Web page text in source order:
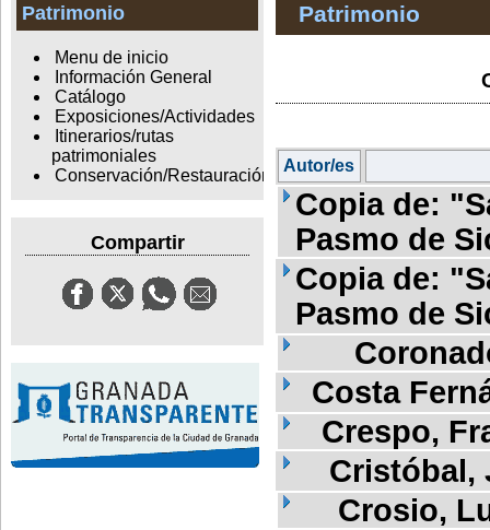
Patrimonio
Menu de inicio
Información General
Catálogo
Exposiciones/Actividades
Itinerarios/rutas
patrimoniales
Conservación/Restauración
Compartir
Patrimonio
Autor/es
Copia de:
Pasmo de
Copia de:
Pasmo de
Costa
Crespo,
Cristóbal,
Crosio,